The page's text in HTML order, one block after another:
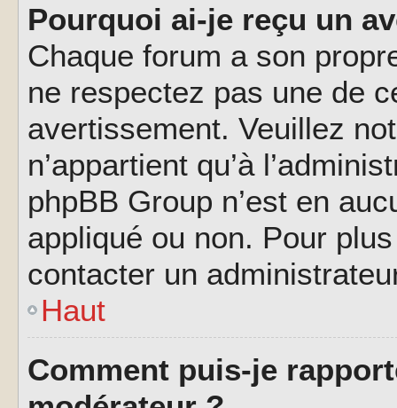
Pourquoi ai-je reçu un
Chaque forum a son
ne respectez pas une de
avertissement. Veuillez
n’appartient qu’à
phpBB Group n’est en
appliqué ou non. Pour
contacter un
Haut
Comment puis-je